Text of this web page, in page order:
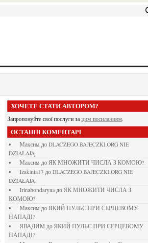
ХОЧЕТЕ СТАТИ АВТОРОМ?
Запропонуйте свої послуги за цим посиланням.
ОСТАННІ КОМЕНТАРІ
Максим до DLACZEGO BAJECZKI.ORG NIE
DZIAŁAJĄ
Максим до ЯК МНОЖИТИ ЧИСЛА З КОМОЮ?
izakinia17 до DLACZEGO BAJECZKI.ORG NIE
DZIAŁAJĄ
irinabondarynaдо ЯК МНОЖИТИ ЧИСЛА З
КОМОЮ?
Максим до ЯКИЙ ПУЛЬС ПРИ СЕРЦЕВОМУ
НАПАДІ?
ЯВАДИМ до ЯКИЙ ПУЛЬС ПРИ СЕРЦЕВОМУ
НАПАДІ?